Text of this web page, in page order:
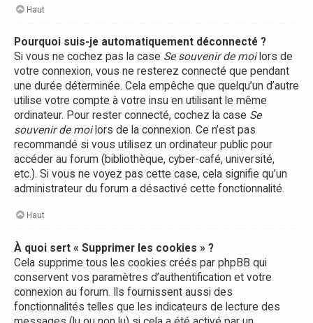
Haut
Pourquoi suis-je automatiquement déconnecté ?
Si vous ne cochez pas la case Se souvenir de moilors de
votre connexion, vous ne resterez connecté que pendant
une durée déterminée. Cela empêche que quelqu’un d’autre
utilise votre compte à votre insu en utilisant le même
ordinateur. Pour rester connecté, cochez la case Se
souvenir de moilors de la connexion. Ce n’est pas
recommandé si vous utilisez un ordinateur public pour
accéder au forum (bibliothèque, cyber-café, université,
etc.). Si vous ne voyez pas cette case, cela signifie qu’un
administrateur du forum a désactivé cette fonctionnalité.
Haut
À quoi sert « Supprimer les cookies » ?
Cela supprime tous les cookies créés par phpBB qui
conservent vos paramètres d’authentification et votre
connexion au forum. Ils fournissent aussi des
fonctionnalités telles que les indicateurs de lecture des